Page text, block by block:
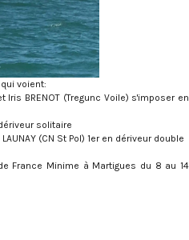
voient:
Iris BRENOT (Tregunc Voile) s'imposer en
dériveur solitaire
(CN St Pol) 1er en dériveur double
France Minime à Martigues du 8 au 14